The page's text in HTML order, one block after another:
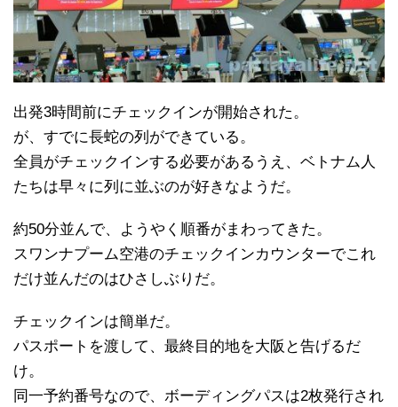
出発3時間前にチェックインが開始された。
が、すでに長蛇の列ができている。
全員がチェックインする必要があるうえ、ベトナム人
たちは早々に列に並ぶのが好きなようだ。
約50分並んで、ようやく順番がまわってきた。
スワンナプーム空港のチェックインカウンターでこれ
だけ並んだのはひさしぶりだ。
チェックインは簡単だ。
パスポートを渡して、最終目的地を大阪と告げるだ
け。
同一予約番号なので、ボーディングパスは2枚発行され